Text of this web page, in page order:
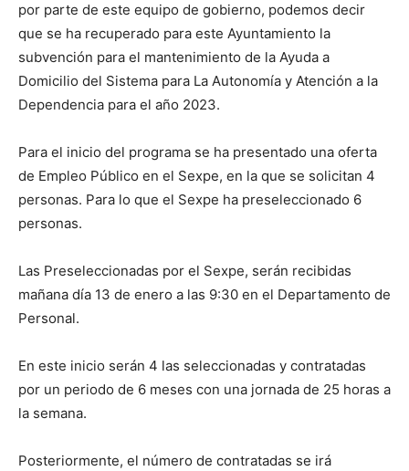
por parte de este equipo de gobierno, podemos decir
que se ha recuperado para este Ayuntamiento la
subvención para el mantenimiento de la Ayuda a
Domicilio del Sistema para La Autonomía y Atención a la
Dependencia para el año 2023.
Para el inicio del programa se ha presentado una oferta
de Empleo Público en el Sexpe, en la que se solicitan 4
personas. Para lo que el Sexpe ha preseleccionado 6
personas.
Las Preseleccionadas por el Sexpe, serán recibidas
mañana día 13 de enero a las 9:30 en el Departamento de
Personal.
En este inicio serán 4 las seleccionadas y contratadas
por un periodo de 6 meses con una jornada de 25 horas a
la semana.
Posteriormente, el número de contratadas se irá